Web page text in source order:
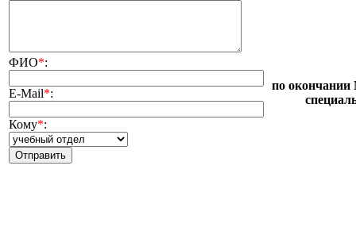
ФИО*:
E-Mail*:
Кому*:
по